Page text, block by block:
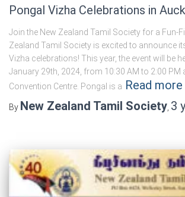
Pongal Vizha Celebrations in
Join the New Zealand Tamil Society for a Fun-
Zealand Tamil Society is excited to announce
Vizha celebrations! This year, the event will be
January 29th, 2024, from 10:30 AM to 2:00 PM
Convention Centre. Pongal is a Read more
By New Zealand Tamil Society 3